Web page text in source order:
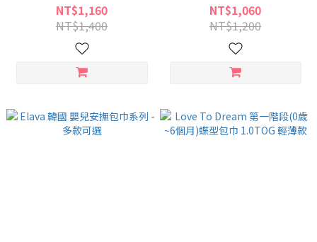
NT$1,160
NT$1,400
NT$1,060
NT$1,200